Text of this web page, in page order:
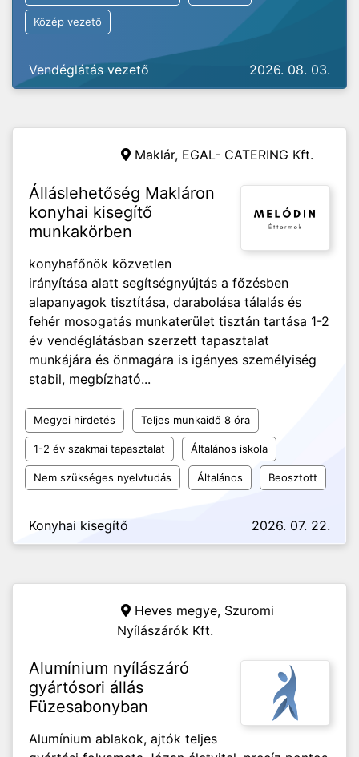
Közép vezető
Vendéglátás vezető 2026. 08. 03.
Maklár, EGAL- CATERING Kft.
Álláslehetőség Makláron
konyhai kisegítő
munkakörben
konyhafőnök közvetlen
irányítása alatt segítségnyújtás a főzésben
alapanyagok tisztítása, darabolása tálalás és
fehér mosogatás munkaterület tisztán tartása 1-2
év vendéglátásban szerzett tapasztalat
munkájára és önmagára is igényes személyiség
stabil, megbízható...
Megyei hirdetés Teljes munkaidő 8 óra
1-2 év szakmai tapasztalat Általános iskola
Nem szükséges nyelvtudás Általános Beosztott
Konyhai kisegítő 2026. 07. 22.
Heves megye, Szuromi
Nyílászárók Kft.
Alumínium nyílászáró
gyártósori állás
Füzesabonyban
Alumínium ablakok, ajtók teljes